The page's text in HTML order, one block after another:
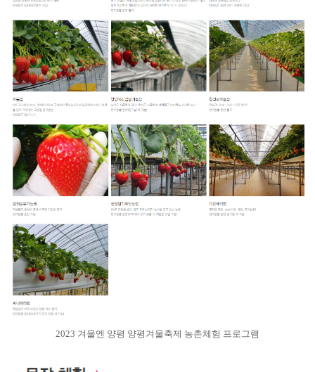
2023 겨울엔 양평 양평겨울축제 농촌체험 프로그램